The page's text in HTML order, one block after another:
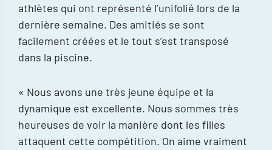
athlètes qui ont représenté l’unifolié lors de la
dernière semaine. Des amitiés se sont
facilement créées et le tout s’est transposé
dans la piscine.
« Nous avons une très jeune équipe et la
dynamique est excellente. Nous sommes très
heureuses de voir la manière dont les filles
attaquent cette compétition. On aime vraiment